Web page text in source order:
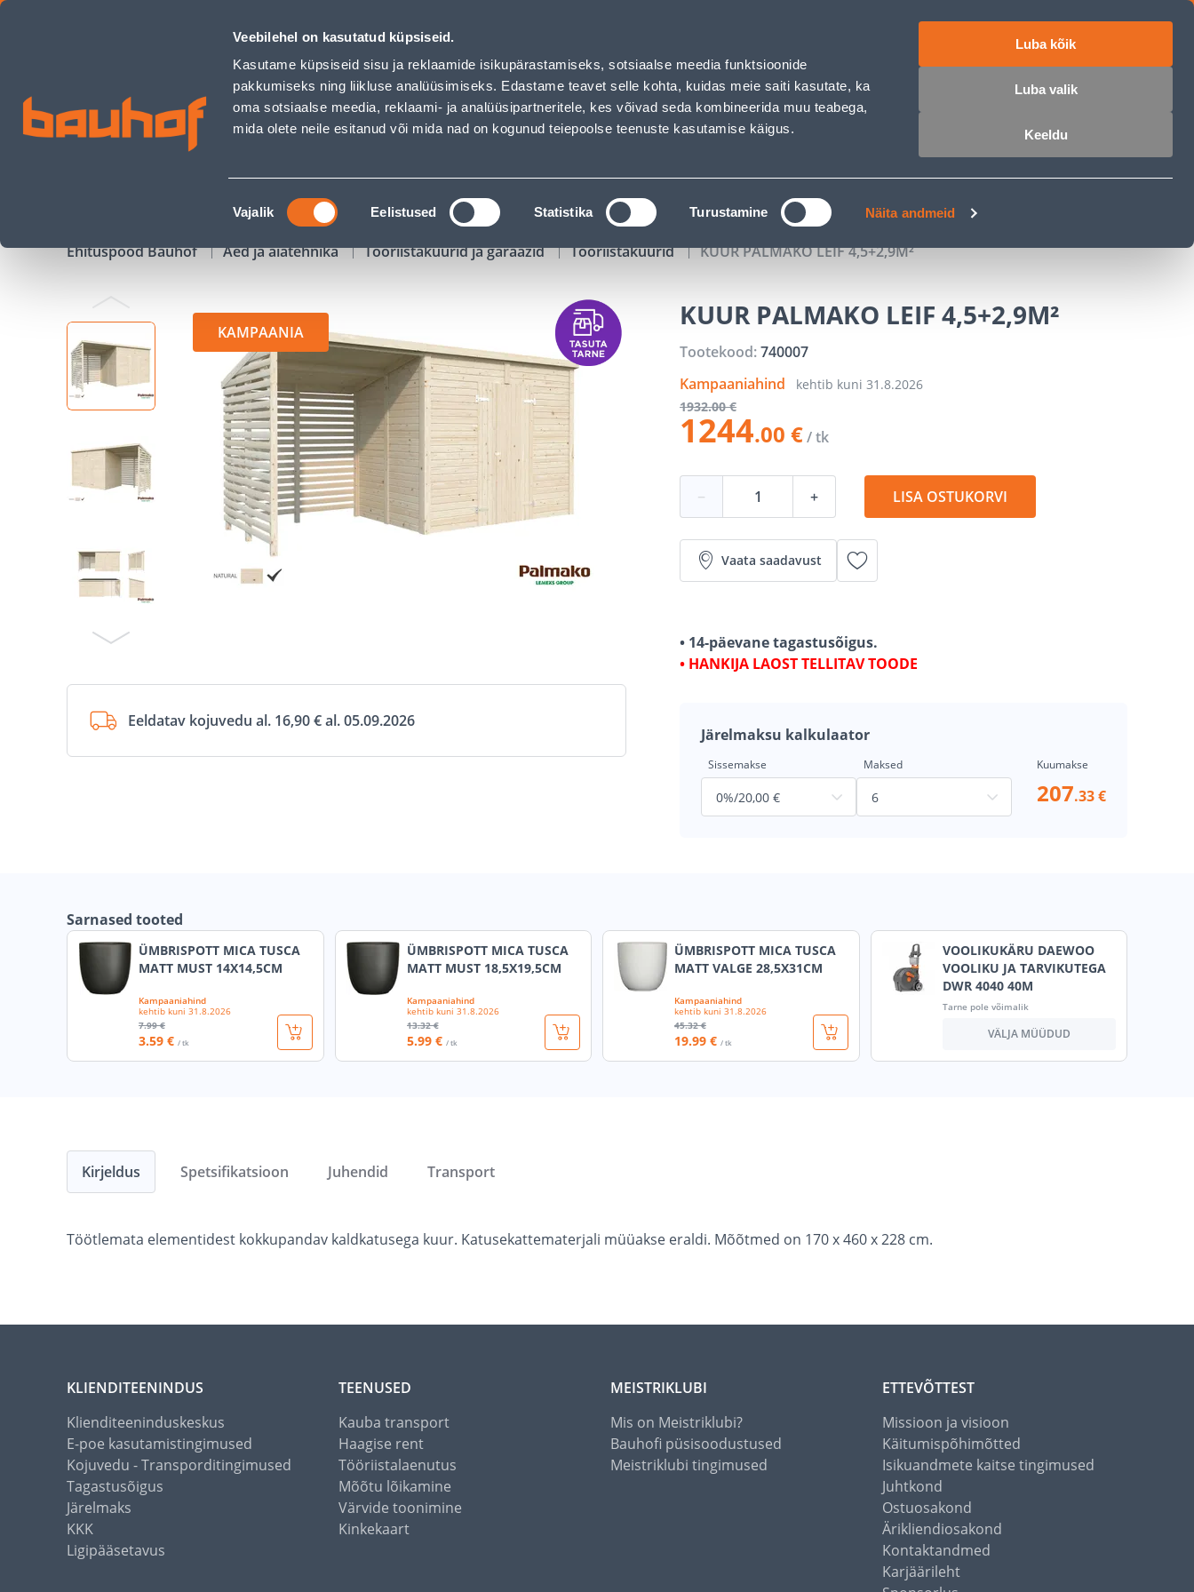
Veebilehel on kasutatud küpsiseid.
Kasutame küpsiseid sisu ja reklaamide isikupärastamiseks, sotsiaalse meedia funktsioonide
pakkumiseks ning liikluse analüüsimiseks. Edastame teavet selle kohta, kuidas meie saiti kasutate, ka
oma sotsiaalse meedia, reklaami- ja analüüsipartneritele, kes võivad seda kombineerida muu teabega,
mida olete neile esitanud või mida nad on kogunud teiepoolse teenuste kasutamise käigus.
Nõusoleku
valik
Vajalik Eelistused Statistika Turustamine Näita andmeid
Luba kõik
Luba valik
Keeldu
KUUR PALMAKO LEIF 4,5+2,9M² - Bauhof has loaded
Äriklienditeenindus Klienditeenindus Teenused Karjäärileht
OTSI Logi sisse
KAMPAANIAD KATALOOGID TÖÖRIISTALAENUTUS JÄRELMAKS
Ehituspood Bauhof Aed ja aiatehnika Tööriistakuurid ja garaažid Tööriistakuurid KUUR PALMAKO LEIF 4,5+2,9M²
KAMPAANIA
Eeldatav kojuvedu al. 16,90 € al. 05.09.2026
KUUR PALMAKO LEIF 4,5+2,9M²
Tootekood:740007
Kampaaniahind
kehtib kuni 31.8.2026
1932.00 €
1244.00 €/ tk
− + LISA OSTUKORVI
Vaata saadavust
• 14-päevane tagastusõigus.
• HANKIJA LAOST TELLITAV TOODE
Järelmaksu kalkulaator
Sissemakse Maksed Kuumakse
207.33 €
Sarnased tooted
ÜMBRISPOTT MICA TUSCA
MATT MUST 14X14,5CM
Kampaaniahind
kehtib kuni 31.8.2026
7.99 €
3.59 € / tk
ÜMBRISPOTT MICA TUSCA
MATT MUST 18,5X19,5CM
Kampaaniahind
kehtib kuni 31.8.2026
13.32 €
5.99 € / tk
ÜMBRISPOTT MICA TUSCA
MATT VALGE 28,5X31CM
Kampaaniahind
kehtib kuni 31.8.2026
45.32 €
19.99 € / tk
VOOLIKUKÄRU DAEWOO
VOOLIKU JA TARVIKUTEGA
DWR 4040 40M
Tarne pole võimalik
VÄLJA MÜÜDUD
Kirjeldus
Töötlemata elementidest kokkupandav kaldkatusega kuur. Katusekattematerjali müüakse eraldi. Mõõtmed on 170 x 460 x 228 cm.
Spetsifikatsioon Juhendid Transport
KLIENDITEENINDUS
Klienditeeninduskeskus
E-poe kasutamistingimused
Kojuvedu - Transporditingimused
Tagastusõigus
Järelmaks
KKK
Ligipääsetavus
TEENUSED
Kauba transport
Haagise rent
Tööriistalaenutus
Mõõtu lõikamine
Värvide toonimine
Kinkekaart
MEISTRIKLUBI
Mis on Meistriklubi?
Bauhofi püsisoodustused
Meistriklubi tingimused
ETTEVÕTTEST
Missioon ja visioon
Käitumispõhimõtted
Isikuandmete kaitse tingimused
Juhtkond
Ostuosakond
Ärikliendiosakond
Kontaktandmed
Karjäärileht